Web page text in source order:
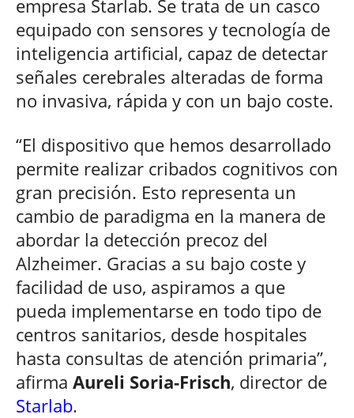
empresa Starlab. Se trata de un casco
equipado con sensores y tecnología de
inteligencia artificial, capaz de detectar
señales cerebrales alteradas de forma
no invasiva, rápida y con un bajo coste.
“El dispositivo que hemos desarrollado
permite realizar cribados cognitivos con
gran precisión. Esto representa un
cambio de paradigma en la manera de
abordar la detección precoz del
Alzheimer. Gracias a su bajo coste y
facilidad de uso, aspiramos a que
pueda implementarse en todo tipo de
centros sanitarios, desde hospitales
hasta consultas de atención primaria”,
afirma Aureli Soria-Frisch, director de
Starlab.